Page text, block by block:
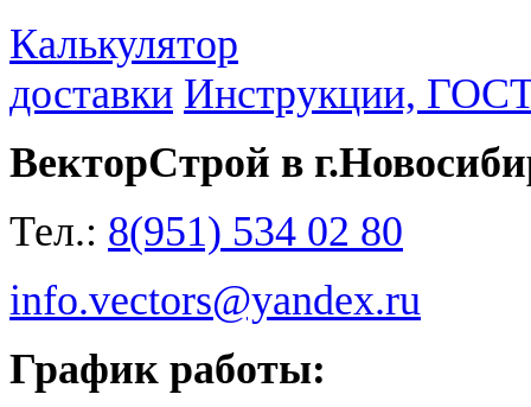
Калькулятор
доставки Инструкции,
ВекторСтрой в
Тел.: 8(951) 534 02 80
info.vectors@yandex.ru
График работы: